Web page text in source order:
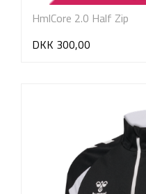
HmlCore 2.0 Half Zip
DKK 300,00